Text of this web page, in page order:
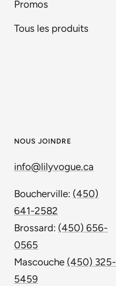
Promos
Tous les produits
NOUS JOINDRE
info@lilyvogue.ca
Boucherville: (450)
641-2582
Brossard: (450) 656-
0565
Mascouche (450) 325-
5459